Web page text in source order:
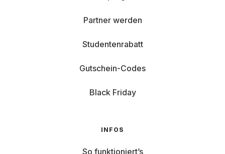
Partner werden
Studentenrabatt
Gutschein-Codes
Black Friday
INFOS
So funktioniert’s